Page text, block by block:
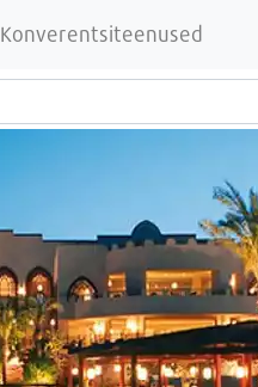
Konverentsiteenused